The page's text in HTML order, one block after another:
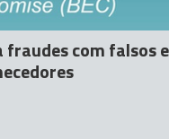
fraudes com falsos